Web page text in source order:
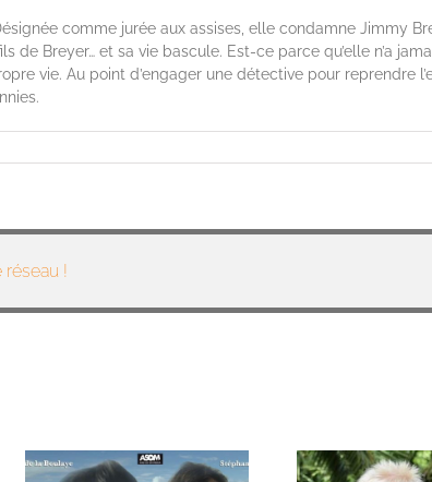
comme jurée aux assises, elle condamne Jimmy
de Breyer… et sa vie bascule. Est-ce parce qu’elle n’a
vie. Au point d’engager une détective pour
réseau !